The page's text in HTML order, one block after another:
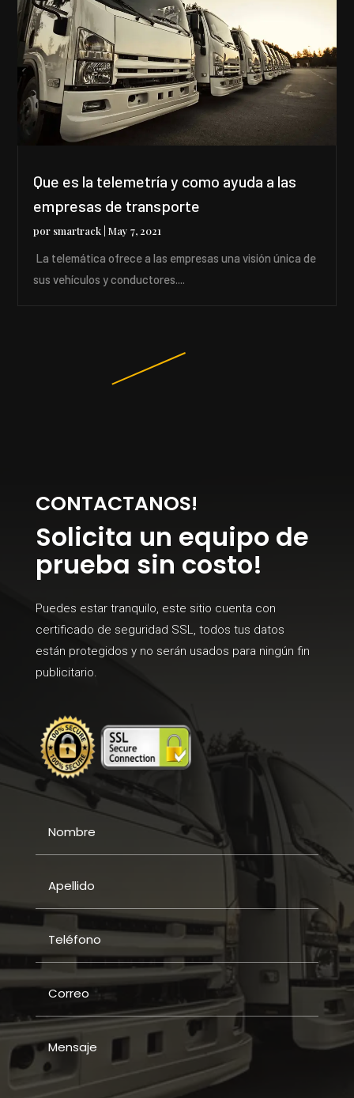
Que es la telemetría y como ayuda a las
empresas de transporte
por smartrack |May 7, 2021
La telemática ofrece a las empresas una visión única de
sus vehículos y conductores....
CONTACTANOS!
Solicita un equipo de
prueba sin costo!
Puedes estar tranquilo, este sitio cuenta con
certificado de seguridad SSL, todos tus datos
están protegidos y no serán usados para ningún fin
publicitario.